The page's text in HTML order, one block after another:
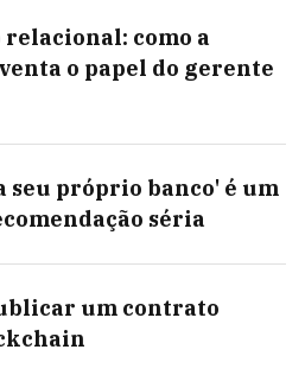
como a
o papel do gerente
seu próprio banco' é um
séria
um contrato